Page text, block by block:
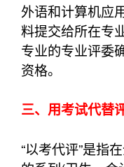
外语和计算机应
料提交给所在专
专业的专业评委
资格。
三、用考试代替
“以考代评”是指